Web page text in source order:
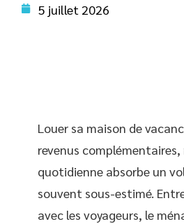
5 juillet 2026
Louer sa maison de
revenus
quotidienne absorbe un
souvent sous-estimé.
avec les voyageurs, le